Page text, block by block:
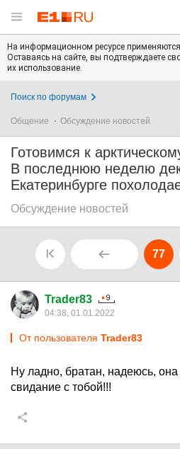
На информационном ресурсе
Оставаясь на сайте, вы подтверждаете
их использование.
Поиск по форумам
Общение Обсуждение новостей
Готовимся к
В последнюю неделю
Екатеринбурге
Обсуждение новостей
77
Trader83
04:38, 01.01.2022
От пользователя Trader83
Ну ладно, братан, надеюсь, она
свидание с тобой!!!